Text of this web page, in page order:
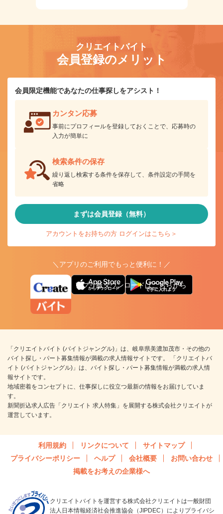
クリエイトバイト
会員登録のメリット
会員限定機能であなたの仕事探しをアシスト！
カンタン応募
事前にプロフィールを登録しておくことで、応募時の
入力が簡単に
検索条件の保存
繰り返し検索する条件を保存して、条件設定の手間を
省略
まずは会員登録（無料）
アカウントをお持ちの方 ログインはこちら＞
＼アプリのご利用でもっと便利に！／
アプリ版ダウンロードはこちらから
「クリエイトバイト (バイトジャングル)」は、岐阜県美濃加茂市・その他の
バイト探し・パート募集情報が満載の求人情報サイトです。 「クリエイトバ
イト (バイトジャングル)」は、バイト探し・パート募集情報が満載の求人情
報サイトです。
地域密着をコンセプトに、仕事探しに役立つ最新の情報をお届けしていま
す。
新聞折込求人広告「クリエイト 求人特集」を展開する株式会社クリエイトが
運営しています。
利用規約 リンクについて
サイトマップ
プライバシーポリシー
ヘルプ 会社概要
お問い合わせ
掲載をお考えの企業様へ
クリエイトバイトを運営する株式会社クリエイトは一般財団
法人日本情報経済社会推進協会（JIPDEC）によりプライバシ